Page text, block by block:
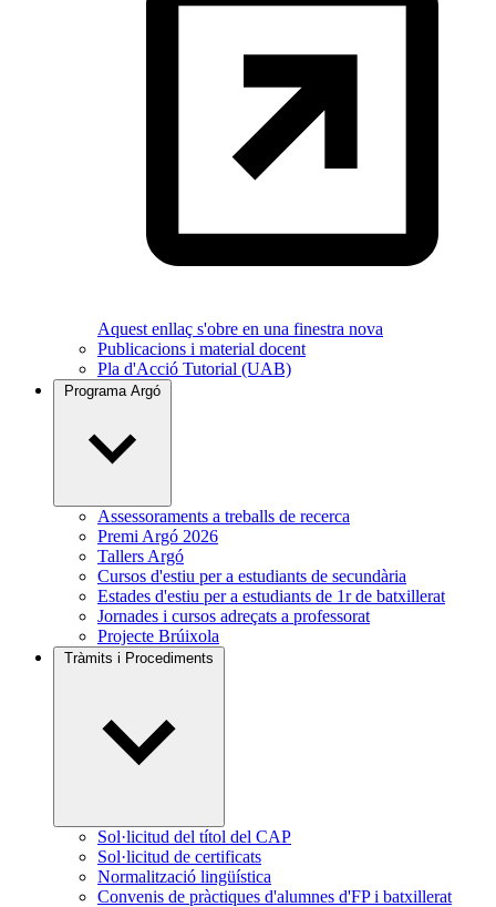
Aquest enllaç s'obre en una finestra nova
Publicacions i material docent
Pla d'Acció Tutorial (UAB)
Programa Argó
Assessoraments a treballs de recerca
Premi Argó 2026
Tallers Argó
Cursos d'estiu per a estudiants de secundària
Estades d'estiu per a estudiants de 1r de batxillerat
Jornades i cursos adreçats a professorat
Projecte Brúixola
Tràmits i Procediments
Sol·licitud del títol del CAP
Sol·licitud de certificats
Normalització lingüística
Convenis de pràctiques d'alumnes d'FP i batxillerat